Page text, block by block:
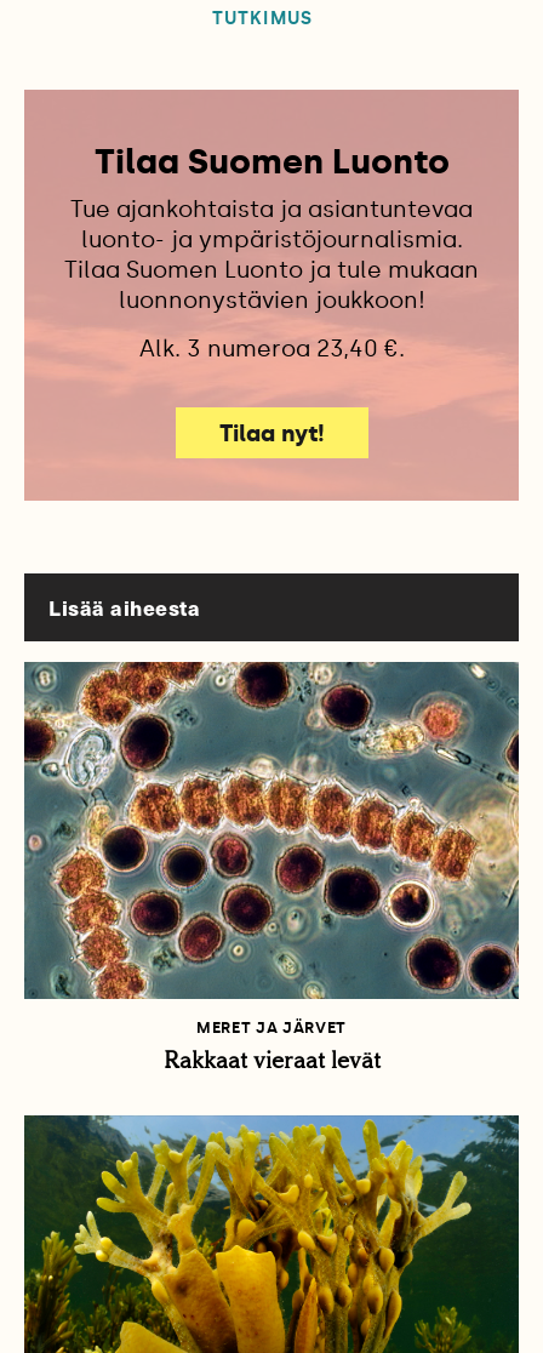
TUTKIMUS
Tilaa Suomen Luonto
Tue ajankohtaista ja asiantuntevaa
luonto- ja ympäristöjournalismia.
Tilaa Suomen Luonto ja tule mukaan
luonnonystävien joukkoon!
Alk. 3 numeroa 23,40 €.
Tilaa nyt!
Lisää aiheesta
MERET JA JÄRVET
Rakkaat vieraat levät